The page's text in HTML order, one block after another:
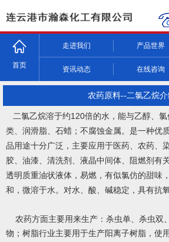
首页
走进我们 产品世界
资讯动态 在线咨询
农药原料--二氯乙烷介
二氯乙烷溶于约120倍的水，能与乙醇、
类、润滑脂、石蜡；不腐蚀金属。是一种优
品用途十分广泛，主要应用于医药、农药、
胶、油漆、清洗剂、液晶中间体、阻燃剂有
透明质重油状液体，易燃，有似氯仿的甜味
和，微溶于水。对水、酸、碱稳定，具有抗氧
农药方面主要用来生产：杀虫单、杀虫双
物；树脂行业主要用于生产阳离子树脂，使